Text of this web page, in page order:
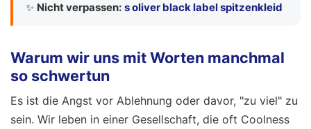
✨ Nicht verpassen: s oliver black label spitzenkleid
Warum wir uns mit Worten manchmal
so schwertun
Es ist die Angst vor Ablehnung oder davor, "zu viel" zu
sein. Wir leben in einer Gesellschaft, die oft Coolness